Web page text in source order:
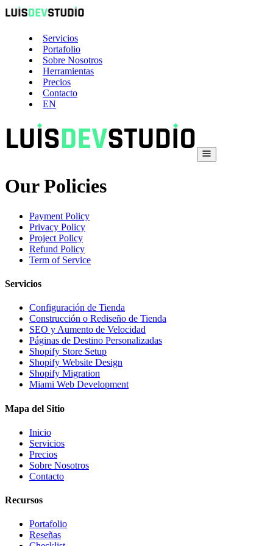
Servicios
Portafolio
Sobre Nosotros
Herramientas
Precios
Contacto
EN
Our Policies
Payment Policy
Privacy Policy
Project Policy
Refund Policy
Term of Service
Servicios
Configuración de Tienda
Construcción o Rediseño de Tienda
SEO y Aumento de Velocidad
Páginas de Destino Personalizadas
Shopify Store Setup
Shopify Website Design
Shopify Migration
Miami Web Development
Mapa del Sitio
Inicio
Servicios
Precios
Sobre Nosotros
Contacto
Recursos
Portafolio
Reseñas